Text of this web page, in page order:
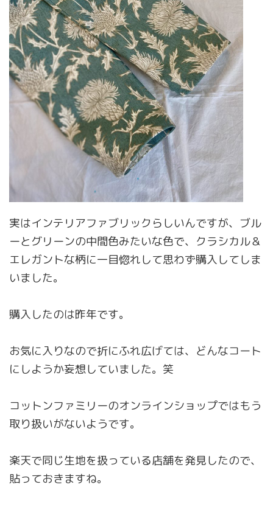
実はインテリアファブリックらしいんですが、ブル
ーとグリーンの中間色みたいな色で、クラシカル＆
エレガントな柄に一目惚れして思わず購入してしま
いました。
購入したのは昨年です。
お気に入りなので折にふれ広げては、どんなコート
にしようか妄想していました。笑
コットンファミリーのオンラインショップではもう
取り扱いがないようです。
楽天で同じ生地を扱っている店舗を発見したので、
貼っておきますね。